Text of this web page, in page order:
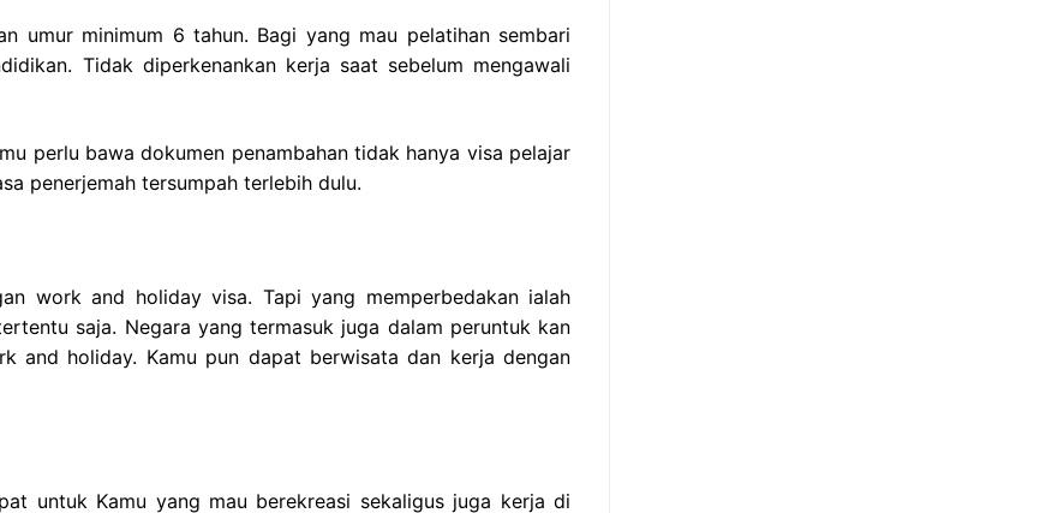
umur minimum 6 tahun. Bagi yang mau pelatihan sembari
Tidak diperkenankan kerja saat sebelum mengawali
perlu bawa dokumen penambahan tidak hanya visa pelajar
penerjemah tersumpah terlebih dulu.
work and holiday visa. Tapi yang memperbedakan ialah
saja. Negara yang termasuk juga dalam peruntuk kan
and holiday. Kamu pun dapat berwisata dan kerja dengan
untuk Kamu yang mau berekreasi sekaligus juga kerja di